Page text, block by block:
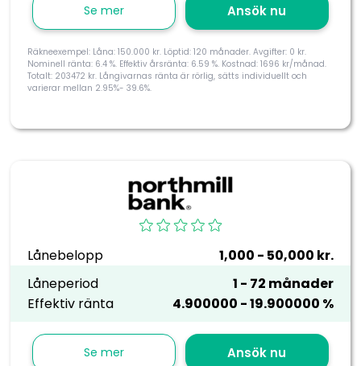
Se mer Ansök nu
Räkneexempel: Låna: 150.000 kr. Löptid: 120 månader. Avgifter: 0 kr.
Nominell ränta: 6.4 %. Effektiv årsränta: 6.59 %. Kostnad: 1696 kr/månad.
Totalt: 203472 kr. Långivarnas ränta är rörlig, sätts individuellt och
varierar mellan 2.95%- 39.6%.
Lånebelopp
1,000 - 50,000 kr.
Låneperiod
1 - 72 månader
Effektiv ränta
4.900000 - 19.900000 %
Se mer Ansök nu